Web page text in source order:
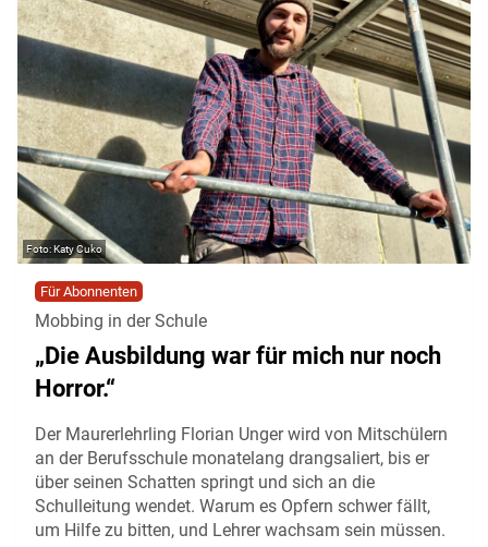
Katy Cuko
Für Abonnenten
Mobbing in der Schule
„Die Ausbildung war für mich nur noch
Horror.“
Der Maurerlehrling Florian Unger wird von Mitschülern
an der Berufsschule monatelang drangsaliert, bis er
über seinen Schatten springt und sich an die
Schulleitung wendet. Warum es Opfern schwer fällt,
um Hilfe zu bitten, und Lehrer wachsam sein müssen.